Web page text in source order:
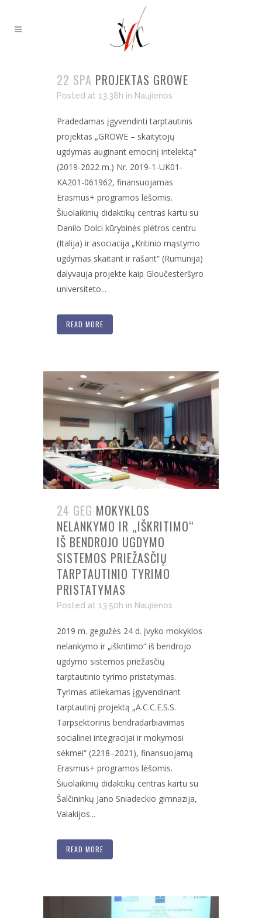
22 SPA PROJEKTAS GROWE
Posted at 13:38h in Naujienos
Pradedamas įgyvendinti tarptautinis
projektas „GROWE – skaitytojų
ugdymas auginant emocinį intelektą“
(2019-2022 m.) Nr. 2019-1-UK01-
KA201-061962, finansuojamas
Erasmus+ programos lėšomis.
Šiuolaikinių didaktikų centras kartu su
Danilo Dolci kūrybinės plėtros centru
(Italija) ir asociacija „Kritinio mąstymo
ugdymas skaitant ir rašant“ (Rumunija)
dalyvauja projekte kaip Gloučesteršyro
universiteto...
READ MORE
24 GEG MOKYKLOS
NELANKYMO IR „IŠKRITIMO“
IŠ BENDROJO UGDYMO
SISTEMOS PRIEŽASČIŲ
TARPTAUTINIO TYRIMO
PRISTATYMAS
Posted at 13:50h in Naujienos
2019 m. gegužės 24 d. įvyko mokyklos
nelankymo ir „iškritimo“ iš bendrojo
ugdymo sistemos priežasčių
tarptautinio tyrimo pristatymas.
Tyrimas atliekamas įgyvendinant
tarptautinį projektą „A.C.C.E.S.S.
Tarpsektorinis bendradarbiavimas
socialinei integracijai ir mokymosi
sėkmei“ (2218–2021), finansuojamą
Erasmus+ programos lėšomis.
Šiuolaikinių didaktikų centras kartu su
Šalčininkų Jano Sniadeckio gimnazija,
Valakijos...
READ MORE